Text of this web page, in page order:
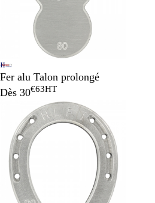
Fer alu Talon prolongé
Dès 30€63HT